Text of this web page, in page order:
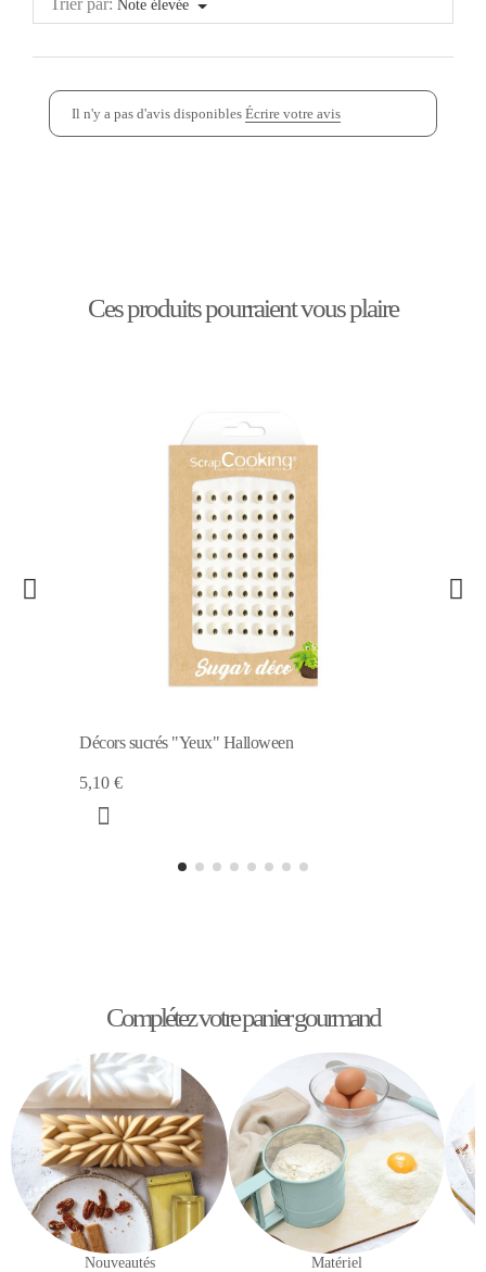
Trier par: Note élevée
Il n'y a pas d'avis disponibles Écrire votre avis
Ces produits pourraient vous plaire
Décors sucrés "Yeux" Halloween
5,10 €
Complétez votre panier gourmand
Nouveautés Matériel